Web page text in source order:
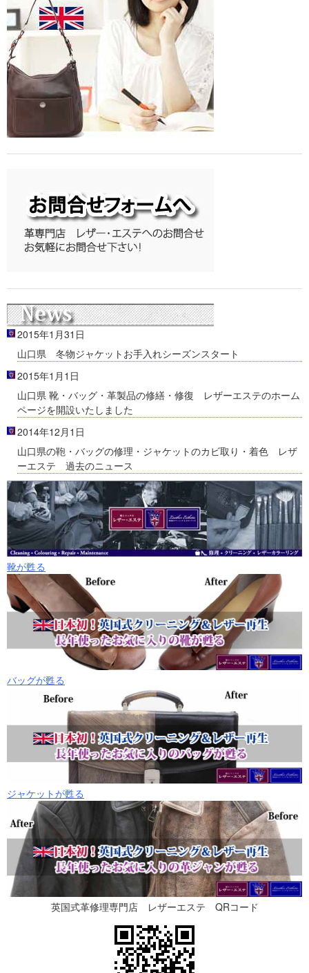
2015年1月31日
山口県 冬物ジャケットお手入れシーズンスタート
2015年1月1日
山口県 靴・バッグ・革製品の修繕・修復 レザーエステのホーム
ページを開設いたしました
2014年12月1日
山口県の鞄・バッグの修理・ジャケットのカビ取り・着色 レザ
ーエステ 過去のニュース
靴が甦る
バッグが甦る
ジャケットが甦る
英国式革修理専門店 レザーエステ QRコード